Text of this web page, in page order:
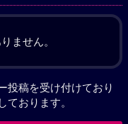
ません。
投稿を受け付けており
ております。